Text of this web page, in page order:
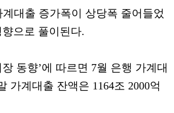
대출 증가폭이 상당폭 줄어들었
으로 풀이된다.
동향’에 따르면 7월 은행 가계대
가계대출 잔액은 1164조 2000억